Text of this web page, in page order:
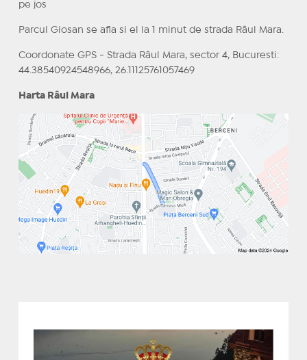
pe jos
Parcul Giosan se afla si el la 1 minut de strada Râul Mara.
Coordonate GPS - Strada Râul Mara, sector 4, Bucuresti:
44.38540924548966, 26.11125761057469
Harta Râul Mara